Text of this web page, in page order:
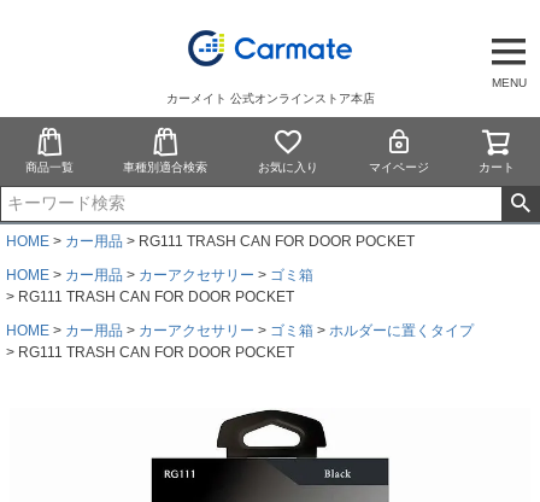
MENU
カーメイト 公式オンラインストア本店
商品一覧 車種別適合検索 お気に入り マイページ カート
HOME カー用品
RG111 TRASH CAN FOR DOOR POCKET
HOME
カー用品 カーアクセサリー
ゴミ箱
RG111 TRASH CAN FOR DOOR POCKET
HOME
カー用品 カーアクセサリー ゴミ箱
ホルダーに置くタイプ
RG111 TRASH CAN FOR DOOR POCKET